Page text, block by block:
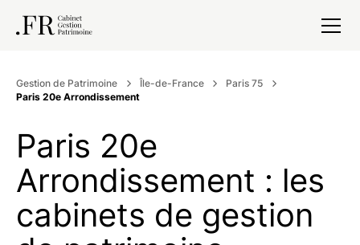
Gestion de Patrimoine Île-de-France
Paris 75
Paris 20e Arrondissement
Paris 20e
Arrondissement : les
cabinets de gestion